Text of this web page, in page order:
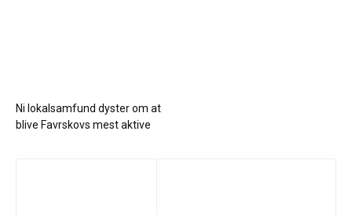
Ni lokalsamfund dyster om at
blive Favrskovs mest aktive